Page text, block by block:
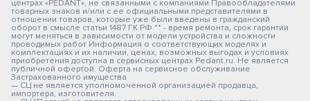
центрах «PEDANT», не связанными с компаниями Правообладателями
товарных знаков и/или с ее официальными представителями в
отношении товаров, которые уже были введены в гражданский
оборот в смысле статьи 1487 ГК РФ ** - время ремонта, срок гарантии
могут меняться в зависимости от модели устройства и сложности
проводимых работ Информация о соответствующих моделях и
комплектациях и их наличии, ценах, возможных выгодах и условиях
приобретения доступна в сервисных центрах Pedant.ru. Не является
публичной офертой. Оферта на сервисное обслуживание
Застрахованного имущества
— СЦ не является уполномоченной организацией продавца,
импортера, изготовителя.